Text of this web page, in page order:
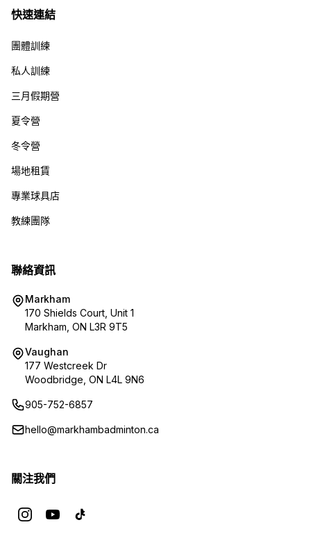
快速連結
團體訓練
私人訓練
三月假期營
夏令營
冬令營
場地租賃
專業球具店
教練團隊
聯絡資訊
Markham
170 Shields Court, Unit 1
Markham, ON L3R 9T5
Vaughan
177 Westcreek Dr
Woodbridge, ON L4L 9N6
905-752-6857
hello@markhambadminton.ca
關注我們